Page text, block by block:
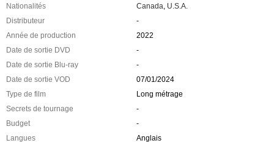
Nationalités Canada, U.S.A.
Distributeur
-
Année de production
2022
Date de sortie DVD
-
Date de sortie Blu-ray
-
Date de sortie VOD
07/01/2024
Type de film
Long métrage
Secrets de tournage
-
Budget
-
Langues
Anglais